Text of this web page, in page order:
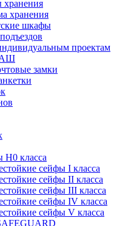
хранения
хранения
шкафы
проектам
АШ
замки
H0 класса
сейфы I класса
сейфы II класса
сейфы III класса
сейфы IV класса
сейфы V класса